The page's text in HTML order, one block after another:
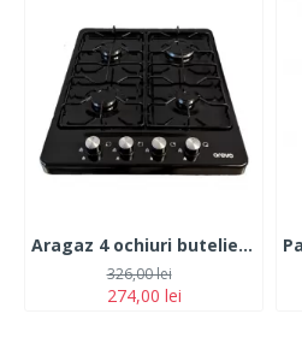
Aragaz 4 ochiuri butelie Harlem Orevo
274,00 lei
326,00 lei